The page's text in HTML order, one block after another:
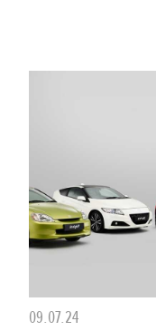
09.07.24